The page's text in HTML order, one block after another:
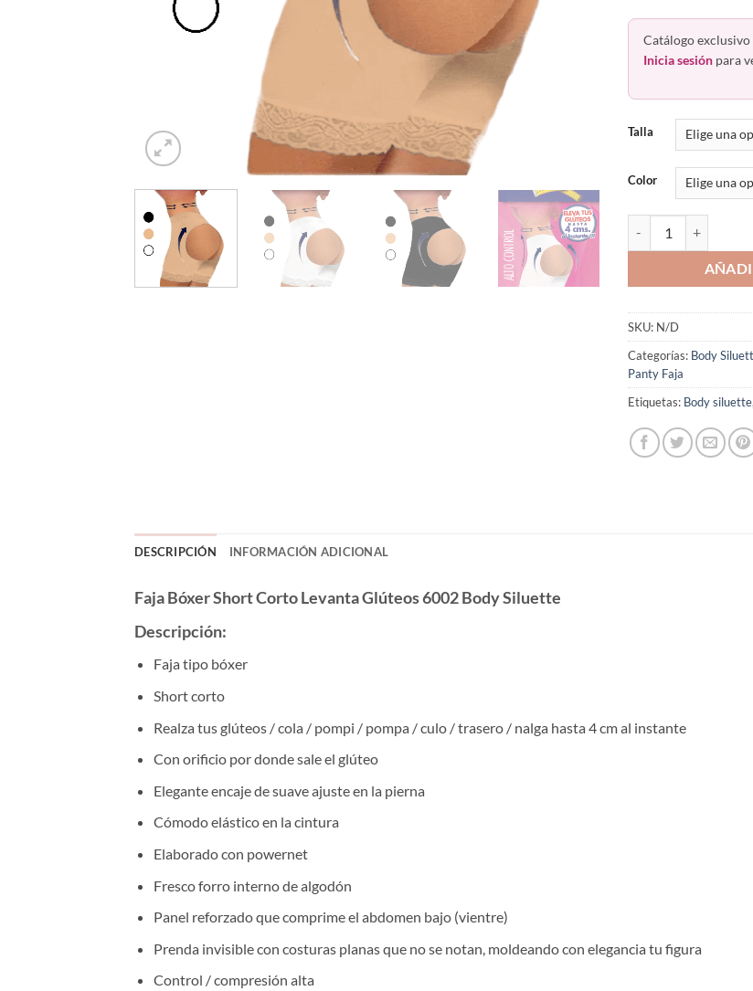
Catálogo
Inicia sesión para
Talla
Color
SKU: N/D
Categorías: Body
Panty Faja
Etiquetas: Body siluette
DESCRIPCIÓN INFORMACIÓN ADICIONAL
Faja Bóxer Short Corto Levanta Glúteos 6002 Body Siluette
Descripción:
Faja tipo bóxer
Short corto
Realza tus glúteos / cola / pompi / pompa / culo / trasero / nalga hasta 4 cm al instante
Con orificio por donde sale el glúteo
Elegante encaje de suave ajuste en la pierna
Cómodo elástico en la cintura
Elaborado con powernet
Fresco forro interno de algodón
Panel reforzado que comprime el abdomen bajo (vientre)
Prenda invisible con costuras planas que no se notan, moldeando con elegancia tu figura
Control / compresión alta